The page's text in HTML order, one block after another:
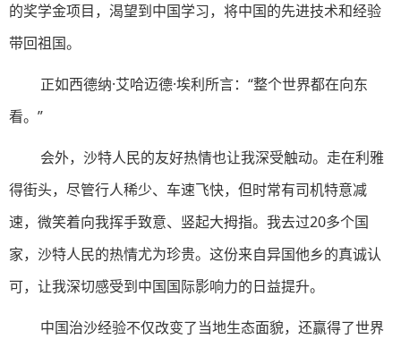
的奖学金项目，渴望到中国学习，将中国的先进技术和经验
带回祖国。
正如西德纳·艾哈迈德·埃利所言：“整个世界都在向东
看。”
会外，沙特人民的友好热情也让我深受触动。走在利雅
得街头，尽管行人稀少、车速飞快，但时常有司机特意减
速，微笑着向我挥手致意、竖起大拇指。我去过20多个国
家，沙特人民的热情尤为珍贵。这份来自异国他乡的真诚认
可，让我深切感受到中国国际影响力的日益提升。
中国治沙经验不仅改变了当地生态面貌，还赢得了世界